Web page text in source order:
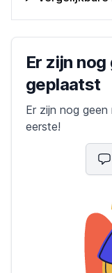
Bedrijfs reviews
Er zijn
geplaatst
Er zijn nog
eerste!